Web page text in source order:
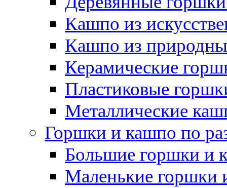
Кашпо из
Кашпо из
Керамические
Пластиковые
Металлические
Горшки и кашпо по
Большие горшки и
Маленькие горшки